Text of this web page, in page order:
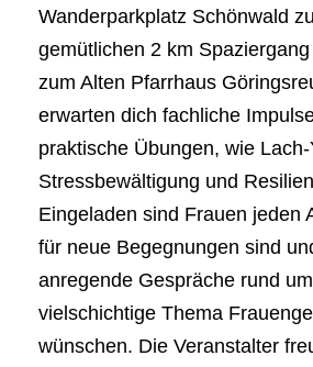
Wanderparkplatz Schönwald
gemütlichen 2 km
zum Alten Pfarrhaus
erwarten dich fachliche
praktische Übungen, wie Lach-
Stressbewältigung und
Eingeladen sind Frauen jeden
für neue Begegnungen sind
anregende Gespräche rund
vielschichtige Thema
wünschen. Die Veranstalter